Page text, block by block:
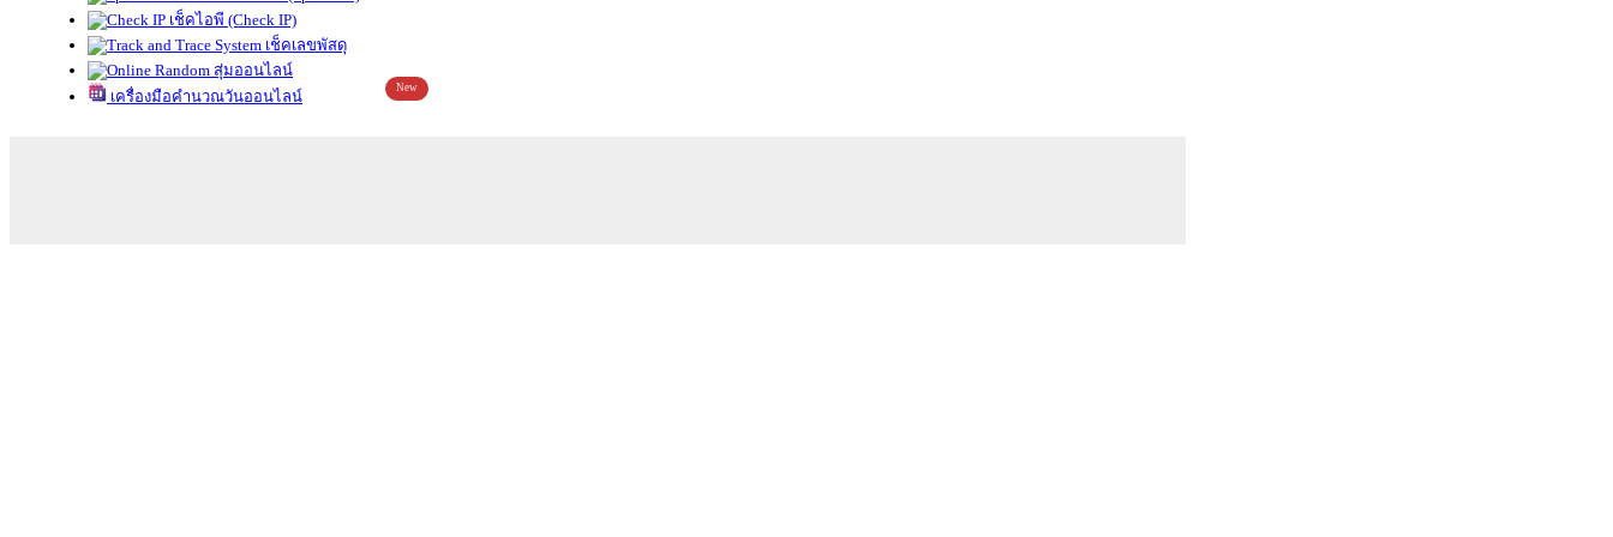
เช็คไอพี (Check IP)
เช็คเลขพัสดุ
สุ่มออนไลน์
เครื่องมือคำนวณวันออนไลน์
New